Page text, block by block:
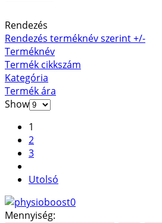
Rendezés
Rendezés terméknév szerint +/-
Terméknév
Termék cikkszám
Kategória
Termék ára
Show
1
2
3
Utolsó
Mennyiség: